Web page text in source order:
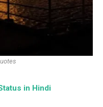
in Hindi